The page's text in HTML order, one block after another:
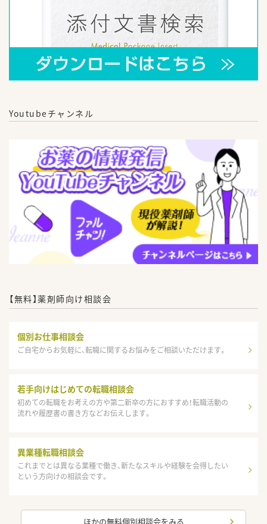
Youtubeチャンネル
【無料】薬剤師向け相談会
個別お仕事相談会
ご自宅からお気軽に、転職に関するお悩みをご相談いただけます。
若手向けはじめての転職相談会
初めての転職をお考えの方や第二新卒の方におすすめ！転職活動の
流れや履歴書の書き方などお伝えします。
異業種転職相談会
これまでとは異なる業種で働き、新たなスキルや経験を会得したい
という方向けの相談会です。
ほかの無料個別相談会をみる